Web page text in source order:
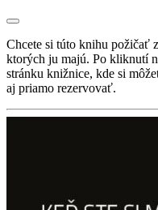
Chcete si túto knihu požičať
ktorých ju majú. Po kliknutí
stránku knižnice, kde si
aj priamo rezervovať.